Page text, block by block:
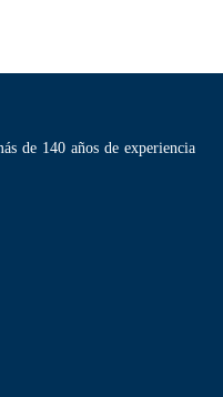
de 140 años de experiencia